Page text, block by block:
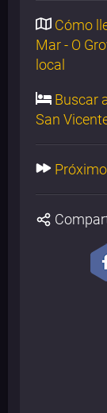
Cómo
Mar - O
local
Buscar
San